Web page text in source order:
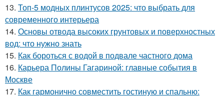
13. Топ-5 модных плинтусов 2025: что выбрать для
современного интерьера
14. Основы отвода высоких грунтовых и поверхностных
вод: что нужно знать
15. Как бороться с водой в подвале частного дома
16. Карьера Полины Гагариной: главные события в
Москве
17. Как гармонично совместить гостиную и спальню: